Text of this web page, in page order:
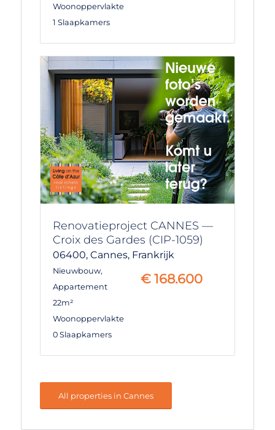
Woonoppervlakte
1 Slaapkamers
Renovatieproject CANNES —
Croix des Gardes (CIP-1059)
06400, Cannes, Frankrijk
Nieuwbouw,
Appartement
22m²
Woonoppervlakte
0 Slaapkamers
€ 168.600
All properties in Cannes